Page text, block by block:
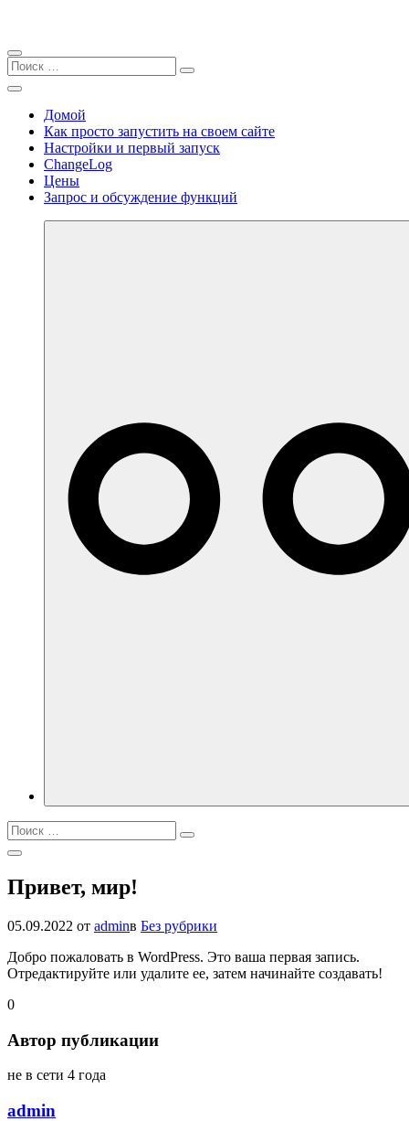
Закрыть
Поиск
Найти:
Поиск
Перейти
содержимому
Меню
Домой
Как просто запустить на своем сайте
Настройки и первый запуск
ChangeLog
Цены
Запрос и обсуждение функций
Найти:
Поиск
Открыть
Привет, мир!
05.09.2022 от adminв Без рубрики
Добро пожаловать в WordPress. Это ваша первая запись.
Отредактируйте или удалите ее, затем начинайте создавать!
0
Автор публикации
не в сети 4 года
admin